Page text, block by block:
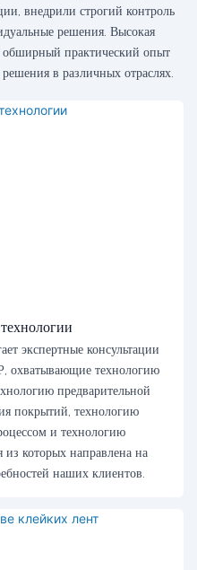
внедрили строгий контроль
решения. Высокая
обширный практический опыт
в различных отраслях.
экспертные консультации
охватывающие технологию
предварительной
покрытий, технологию
и технологию
которых направлена ​​на
наших клиентов.